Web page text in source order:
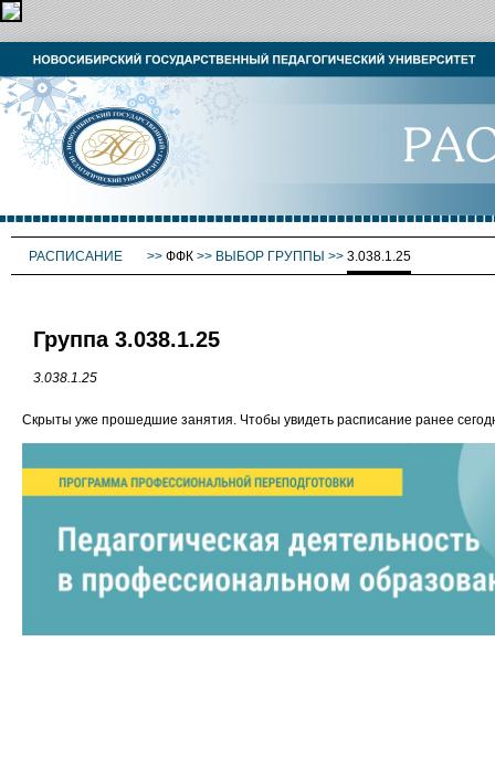
РАСПИСАНИЕ >> ФФК >> ВЫБОР ГРУППЫ >> 3.038.1.25
Группа 3.038.1.25
3.038.1.25
Скрыты уже прошедшие занятия. Чтобы увидеть расписание ранее